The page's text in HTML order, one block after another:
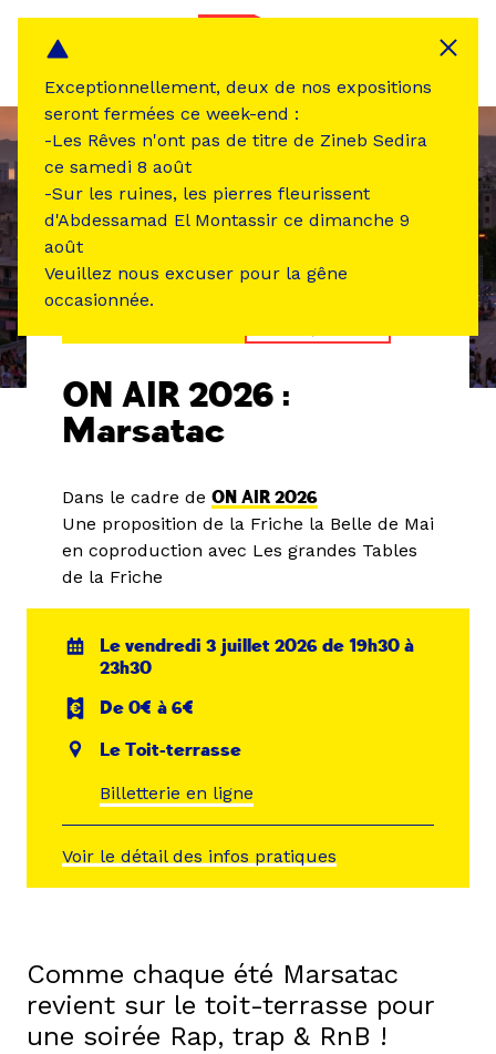
ON AIR 2026 :
Marsatac
Dans le cadre de ON AIR 2026
Une proposition de la Friche la Belle de Mai
en coproduction avec Les grandes Tables
de la Friche
Le vendredi 3 juillet 2026 de 19h30 à
23h30
De 0€ à 6€
Le Toit-terrasse
Billetterie en ligne
Voir le détail des infos pratiques
Comme chaque été Marsatac
revient sur le toit-terrasse pour
une soirée Rap, trap & RnB !
Exceptionnellement, deux de nos expositions
seront fermées ce week-end :
-Les Rêves n'ont pas de titre de Zineb Sedira
ce samedi 8 août
-Sur les ruines, les pierres fleurissent
d'Abdessamad El Montassir ce dimanche 9
août
Veuillez nous excuser pour la gêne
occasionnée.
Panneau de gestion des cookies